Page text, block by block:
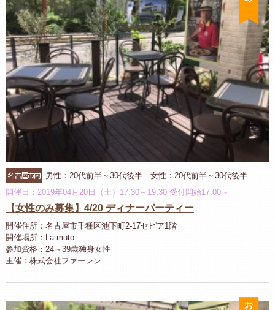
名古屋市内
男性：20代前半～30代後半 女性：20代前半～30代後半
開催日：2019年04月20日（土）17:30～19:30 受付開始17:00～
【女性のみ募集】4/20 ディナーパーティー
開催住所：名古屋市千種区池下町2-17セピア1階
開催場所：La muto
参加資格：24～39歳独身女性
主催：株式会社ファーレン
お